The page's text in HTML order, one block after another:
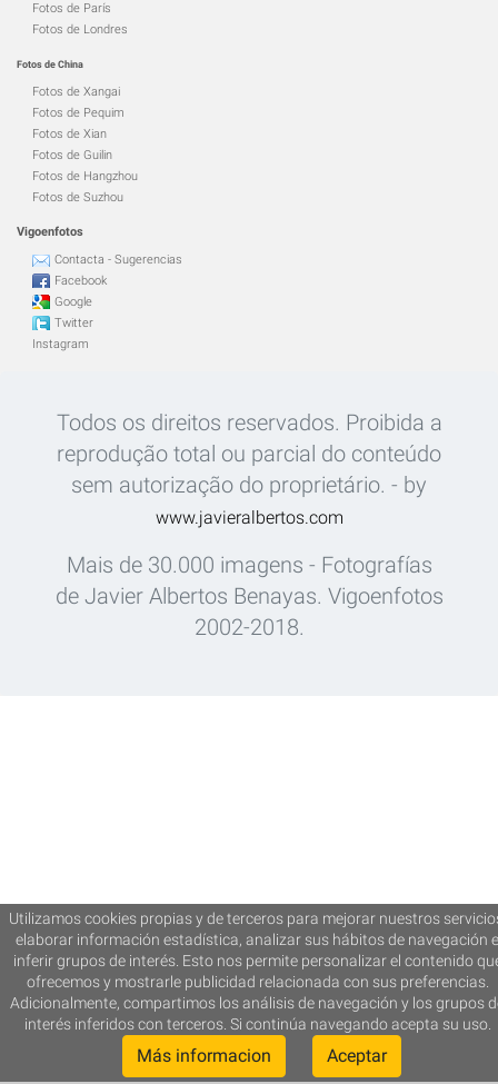
Fotos de París
Fotos de Londres
Fotos de China
Fotos de Xangai
Fotos de Pequim
Fotos de Xian
Fotos de Guilin
Fotos de Hangzhou
Fotos de Suzhou
Vigoenfotos
Contacta - Sugerencias
Facebook
Google
Twitter
Instagram
Todos os direitos reservados. Proibida a
reprodução total ou parcial do conteúdo
sem autorização do proprietário. - by
www.javieralbertos.com
Mais de 30.000 imagens - Fotografías
de Javier Albertos Benayas. Vigoenfotos
2002-2018.
Utilizamos cookies propias y de terceros para mejorar nuestros
elaborar información estadística, analizar sus hábitos de navegación e
inferir grupos de interés. Esto nos permite personalizar el contenido
ofrecemos y mostrarle publicidad relacionada con sus preferencias.
Adicionalmente, compartimos los análisis de navegación y los grupos
interés inferidos con terceros. Si continúa navegando acepta su uso.
Más informacion Aceptar